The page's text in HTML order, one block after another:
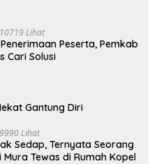
10719 Lihat
Peserta, Pemkab
Cari Solusi
Gantung Diri
9990 Lihat
Sedap, Ternyata Seorang
Mura Tewas di Rumah Kopel